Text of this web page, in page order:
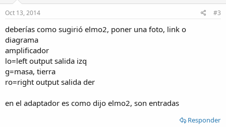
Oct 13, 2014 #3
deberías como sugirió elmo2, poner una foto, link o
diagrama
amplificador
lo=left output salida izq
g=masa, tierra
ro=right output salida der
en el adaptador es como dijo elmo2, son entradas
Responder